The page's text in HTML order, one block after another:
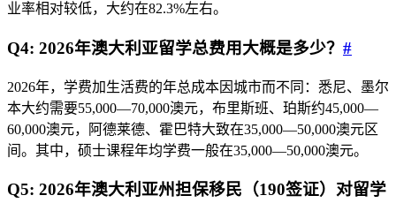
业率相对较低，大约在82.3%左右。
Q4: 2026年澳大利亚留学总费用大概是多少？ #
2026年，学费加生活费的年总成本因城市而不同：悉尼、墨尔
本大约需要55,000—70,000澳元，布里斯班、珀斯约45,000—
60,000澳元，阿德莱德、霍巴特大致在35,000—50,000澳元区
间。其中，硕士课程年均学费一般在35,000—50,000澳元。
Q5: 2026年澳大利亚州担保移民（190签证）对留学